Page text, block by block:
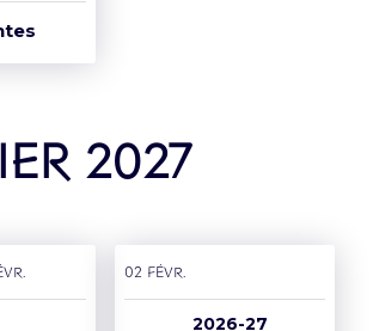
2027
02 févr.
2026-27